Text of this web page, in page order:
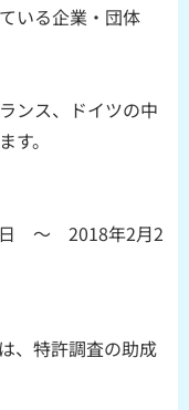
いる企業・団体
ンス、ドイツの中
。
～ 2018年2月2
、特許調査の助成